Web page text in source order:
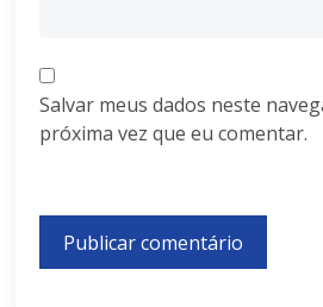
Salvar meus dados neste
próxima vez que eu comentar.